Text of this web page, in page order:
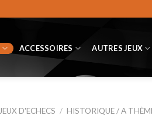
ACCESSOIRES AUTRES JEUX
JEUX D'ECHECS / HISTORIQUE / A